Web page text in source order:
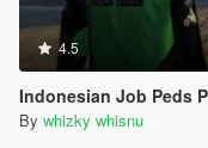
4.5
Indonesian Job Peds
By whizky whisnu